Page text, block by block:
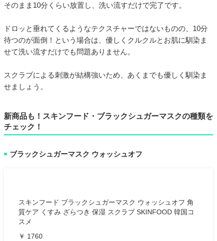
そのまま10分くらい放置し、洗い流すだけで完了です。
ドロッと垂れてくるようなテクスチャーではないものの、10分
待つのが面倒！という場合は、優しくクルクルとお肌に馴染ま
せて洗い流すだけでも問題ありません。
スクラブによる刺激が結構強いため、あくまでも優しく馴染ま
せましょう。
新商品も！スキンフード・ブラックシュガーマスクの種類を
チェック！
■ ブラックシュガーマスク ウォッシュオフ
スキンフード ブラックシュガーマスク ウォッシュオフ 角
質ケア くすみ ざらつき 保湿 スクラブ SKINFOOD 韓国コ
スメ
￥ 1760